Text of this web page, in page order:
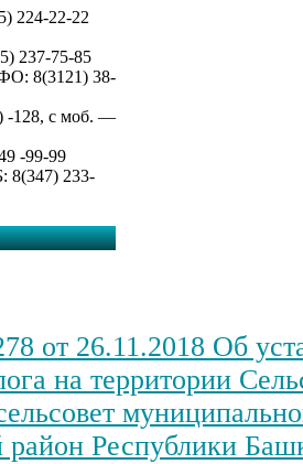
224-22-22
237-75-85
8(3121) 38-
-128, с моб. —
-99-99
233-
от 26.11.2018 Об
на территории
Республики